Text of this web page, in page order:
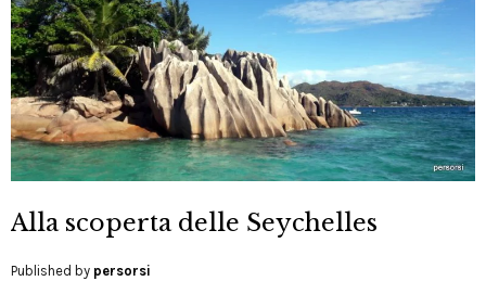
Alla scoperta delle Seychelles
Published by persorsi